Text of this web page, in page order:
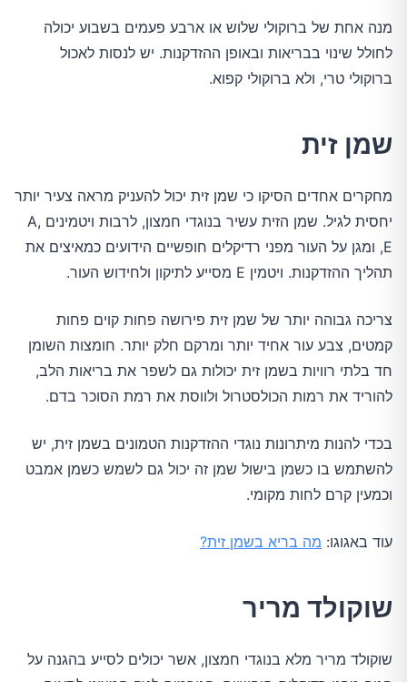
מנה אחת של ברוקולי שלוש או ארבע פעמים בשבוע יכולה
לחולל שינוי בבריאות ובאופן ההזדקנות. יש לנסות לאכול
ברוקולי טרי, ולא ברוקולי קפוא.
שמן זית
מחקרים אחדים הסיקו כי שמן זית יכול להעניק מראה צעיר יותר
יחסית לגיל. שמן הזית עשיר בנוגדי חמצון, לרבות ויטמינים A,
E, ומגן על העור מפני רדיקלים חופשיים הידועים כמאיצים את
תהליך ההזדקנות. ויטמין E מסייע לתיקון ולחידוש העור.
צריכה גבוהה יותר של שמן זית פירושה פחות קוים פחות
קמטים, צבע עור אחיד יותר ומרקם חלק יותר. חומצות השומן
חד בלתי רוויות בשמן זית יכולות גם לשפר את בריאות הלב,
להוריד את רמות הכולסטרול ולווסת את רמת הסוכר בדם.
בכדי להנות מיתרונות נוגדי ההזדקנות הטמונים בשמן זית, יש
להשתמש בו כשמן בישול שמן זה יכול גם לשמש כשמן אמבט
וכמעין קרם לחות מקומי.
עוד באגוגו: מה בריא בשמן זית?
שוקולד מריר
שוקולד מריר מלא בנוגדי חמצון, אשר יכולים לסייע בהגנה על